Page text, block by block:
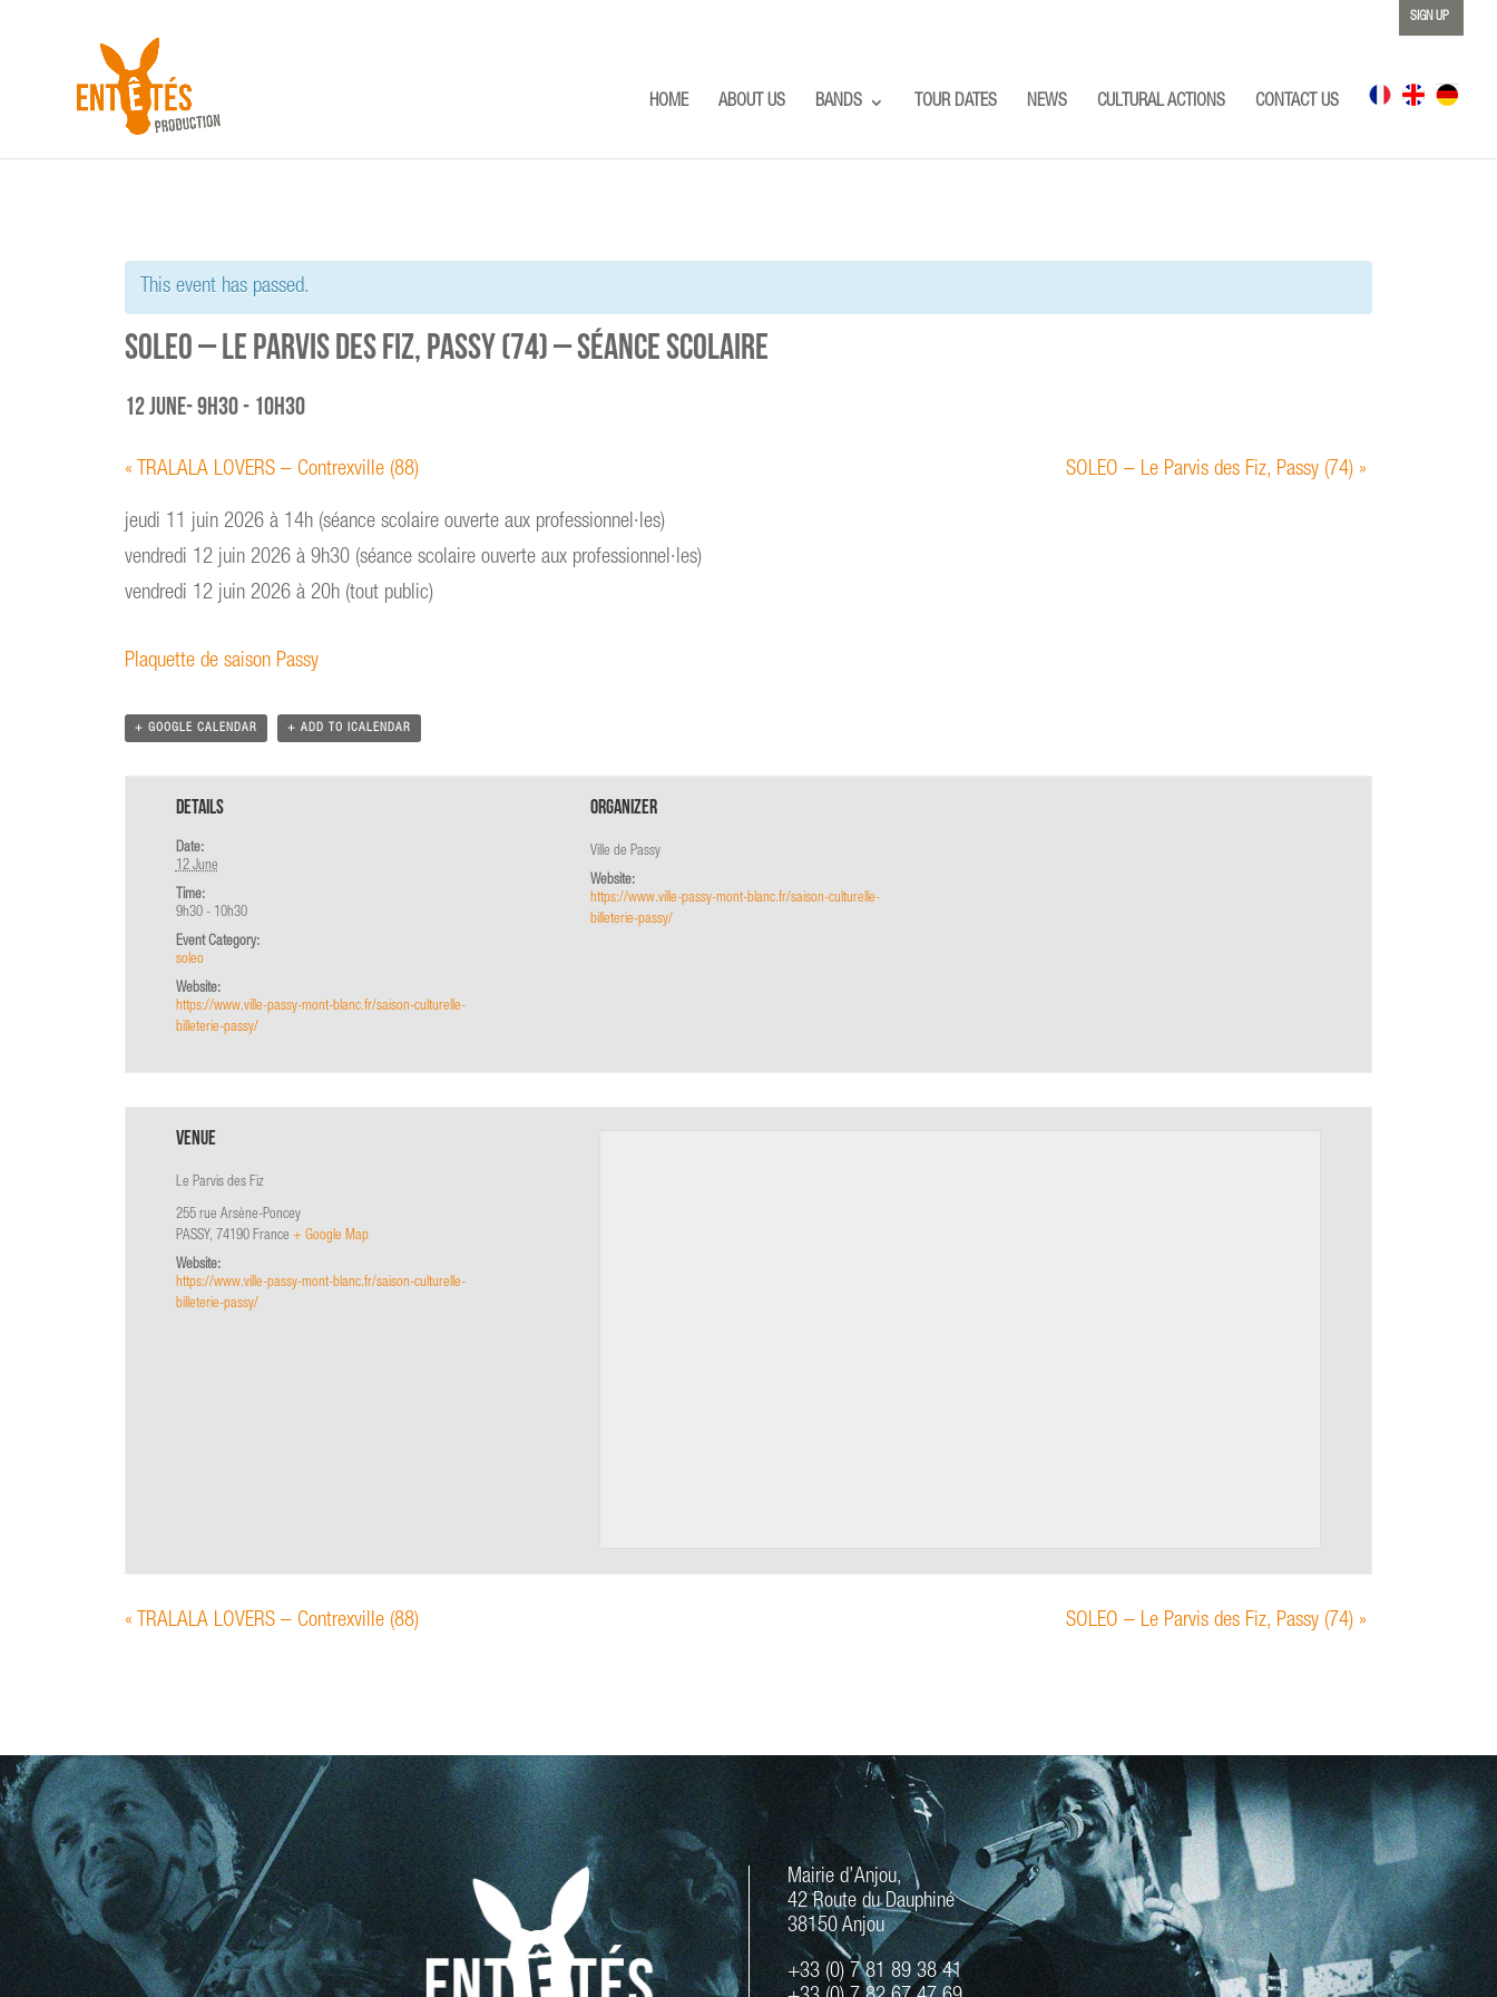
SIGN UP
HOME ABOUT US BANDS TOUR DATES NEWS CULTURAL ACTIONS CONTACT US
This event has passed.
SOLEO – Le Parvis des Fiz, Passy (74) – séance scolaire
12 June- 9h30- 10h30
« TRALALA LOVERS – Contrexville (88) SOLEO – Le Parvis des Fiz, Passy (74) »
jeudi 11 juin 2026 à 14h (séance scolaire ouverte aux professionnel·les)
vendredi 12 juin 2026 à 9h30 (séance scolaire ouverte aux professionnel·les)
vendredi 12 juin 2026 à 20h (tout public)
Plaquette de saison Passy
+ GOOGLE CALENDAR + ADD TO ICALENDAR
Details
Date:
12 June
Time:
9h30 - 10h30
Event Category:
soleo
Website:
https://www.ville-passy-mont-blanc.fr/saison-culturelle-
billeterie-passy/
Organizer
Ville de Passy
Website:
https://www.ville-passy-mont-blanc.fr/saison-culturelle-
billeterie-passy/
Venue
Le Parvis des Fiz
255 rue Arsène-Poncey
PASSY, 74190 France + Google Map
Website:
https://www.ville-passy-mont-blanc.fr/saison-culturelle-
billeterie-passy/
« TRALALA LOVERS – Contrexville (88) SOLEO – Le Parvis des Fiz, Passy (74) »
Mairie d’Anjou,
42 Route du Dauphiné
38150 Anjou
+33 (0) 7 81 89 38 41